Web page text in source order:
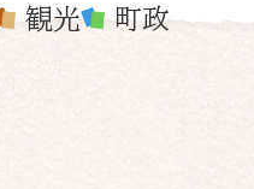
観光 町政